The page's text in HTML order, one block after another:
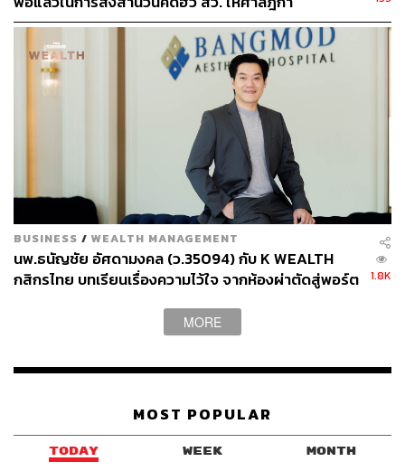
BUSINESS / WEALTH MANAGEMENT
นพ.ธนัญชัย อัศดามงคล (ว.35094) กับ K WEALTH
กสิกรไทย บทเรียนเรื่องความไว้ใจ จากห้องผ่าตัดสู่พอร์ต
1.8K
MORE
MOST POPULAR
TODAY WEEK MONTH